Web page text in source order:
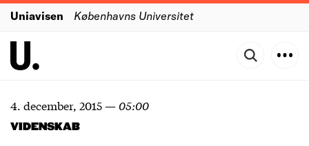
Uniavisen Københavns Universitet
4. december, 2015—05:00
VIDENSKAB